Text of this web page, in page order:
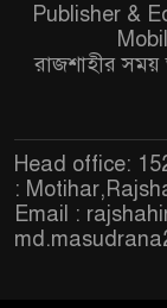
Publisher &
রাজশাহীর
Head office:
:
Email :